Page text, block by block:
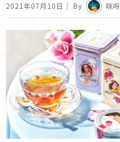
2021年07月10日 ｜ By 咪呀